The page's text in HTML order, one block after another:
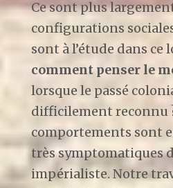
Ce sont plus
configurations
sont à l’étude dans ce
comment penser le
lorsque le passé
difficilement reconnu
comportements sont
très symptomatiques
impérialiste. Notre